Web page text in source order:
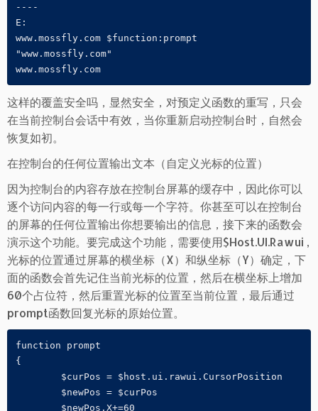
----
E:
www.mossfly.com $function:prompt
"www.mossfly.com"
www.mossfly.com
这样的覆盖安全吗，显然安全，对预定义函数的重写，只会
在当前控制台会话中有效，当你重新启动控制台时，自然会
恢复如初。
在控制台的任何位置输出文本（自定义光标的位置）
因为控制台的内容存放在控制台屏幕的缓存中，因此你可以
逐个访问内容的每一行或每一个字符。你甚至可以在控制台
的屏幕的任何位置输出你想要输出的信息，接下来的函数会
演示这个功能。要完成这个功能，需要使用$Host.UI.Rawui ,
光标的位置通过屏幕的横坐标（X）和纵坐标（Y）确定，下
面的函数会首先记住当前光标的位置，然后在横坐标上增加
60个占位符，然后重置光标的位置至当前位置，最后通过
prompt函数回复光标的原始位置。
function prompt
{